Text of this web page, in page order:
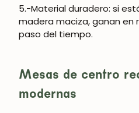
5.-Material duradero: si
madera maciza, ganan en
paso del tiempo.
Mesas de centro
modernas